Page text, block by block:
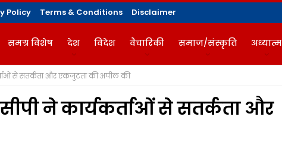
Policy Terms & Conditions Disclaimer
समग्र विशेष देश विदेश वैचारिकी समाज/संस्कृति अध्यात्म
मैगज़ीन
से सतर्कता और एकजुटता की अपील की
ने कार्यकर्ताओं से सतर्कता और